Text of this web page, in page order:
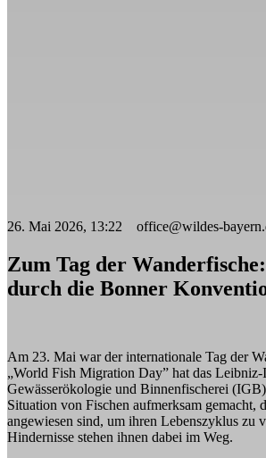
26. Mai 2026, 13:22 office@wildes-
Zum Tag der
durch die Bonner
Am 23. Mai war der internationale Tag der
„World Fish Migration Day” hat das
Gewässerökologie und Binnenfischerei
Situation von Fischen aufmerksam gemacht,
angewiesen sind, um ihren Lebenszyklus zu
Hindernisse stehen ihnen dabei im Weg.